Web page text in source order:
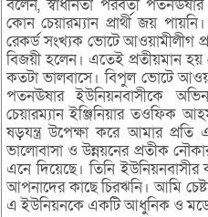
বলেন, স্বাধীনতা পরবর্তী
কোন চেয়ারম্যান প্রার্থী জয়
রেকর্ড সংখ্যক ভোটে আওয়ামীলীগ
বিজয়ী হলেন। এতেই প্রতীয়মান
কতটা ভালবাসে। বিপুল ভোটে
পতনঊষার ইউনিয়নবাসীকে
চেয়ারম্যান ইঞ্জিনিয়ার তওফিক
ষড়যন্ত্র উপেক্ষা করে আমার প্রতি
ভালোবাসা ও উন্নয়নের প্রতীক
এনে দিয়েছে। তিনি
আপনাদের কাছে চিরঋনি। আমি
এ ইউনিয়নকে একটি আধুনিক ও